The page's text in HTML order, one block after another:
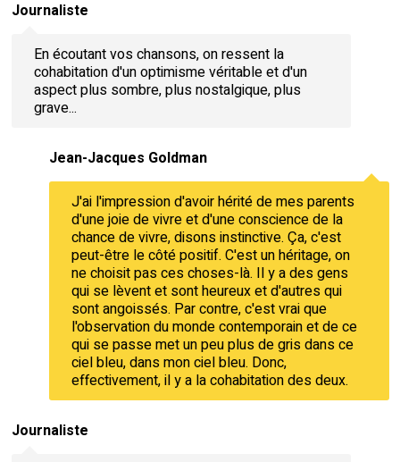
Journaliste
En écoutant vos chansons, on ressent la
cohabitation d'un optimisme véritable et d'un
aspect plus sombre, plus nostalgique, plus
grave...
Jean-Jacques Goldman
J'ai l'impression d'avoir hérité de mes parents
d'une joie de vivre et d'une conscience de la
chance de vivre, disons instinctive. Ça, c'est
peut-être le côté positif. C'est un héritage, on
ne choisit pas ces choses-là. Il y a des gens
qui se lèvent et sont heureux et d'autres qui
sont angoissés. Par contre, c'est vrai que
l'observation du monde contemporain et de ce
qui se passe met un peu plus de gris dans ce
ciel bleu, dans mon ciel bleu. Donc,
effectivement, il y a la cohabitation des deux.
Journaliste